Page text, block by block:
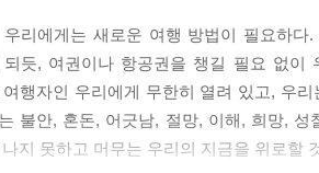
험이 많진 않지만 전부터 비행기표 알아
나 인간에게 자주 실망할 때면 혼자 이
쐬었다.
작은 집」 중에서
우리에게는 새로운 여행 방법이 필요하
되듯, 여권이나 항공권을 챙길 필요 없
행자인 우리에게 무한히 열려 있고, 우
불안, 혼돈, 어긋남, 절망, 이해, 희망,
지 못하고 머무는 우리의 지금을 위로할